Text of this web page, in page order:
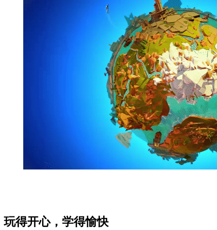
玩得开心，学得愉快